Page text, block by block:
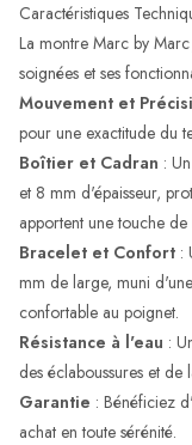
Caractéristiques
La montre Marc by
soignées et ses
Mouvement et
pour une exactitude du
Boîtier et Cadran :
et 8 mm d'épaisseur,
apportent une touche
Bracelet et Confort :
mm de large, muni
confortable au poignet.
Résistance à l'eau :
des éclaboussures et de
Garantie : Bénéficiez
achat en toute sérénité.